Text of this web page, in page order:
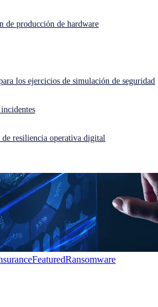
Obtenga ayuda ahora mismo
de producción de hardware
los ejercicios de simulación de seguridad
incidentes
de resiliencia operativa digital
Insurance headline cyber
FeaturedRansomware